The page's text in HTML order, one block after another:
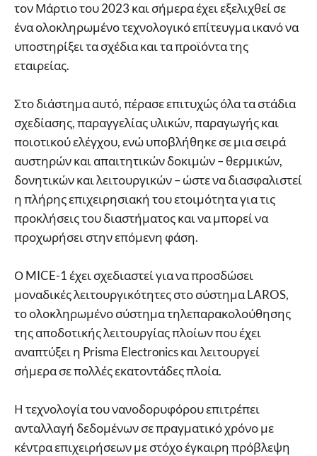
τον Μάρτιο του 2023 και σήμερα έχει εξελιχθεί σε
ένα ολοκληρωμένο τεχνολογικό επίτευγμα ικανό να
υποστηρίξει τα σχέδια και τα προϊόντα της
εταιρείας.
Στο διάστημα αυτό, πέρασε επιτυχώς όλα τα στάδια
σχεδίασης, παραγγελίας υλικών, παραγωγής και
ποιοτικού ελέγχου, ενώ υποβλήθηκε σε μια σειρά
αυστηρών και απαιτητικών δοκιμών – θερμικών,
δονητικών και λειτουργικών – ώστε να διασφαλιστεί
η πλήρης επιχειρησιακή του ετοιμότητα για τις
προκλήσεις του διαστήματος και να μπορεί να
προχωρήσει στην επόμενη φάση.
Ο MICE-1 έχει σχεδιαστεί για να προσδώσει
μοναδικές λειτουργικότητες στο σύστημα LAROS,
το ολοκληρωμένο σύστημα τηλεπαρακολούθησης
της αποδοτικής λειτουργίας πλοίων που έχει
αναπτύξει η Prisma Electronics και λειτουργεί
σήμερα σε πολλές εκατοντάδες πλοία.
Η τεχνολογία του νανοδορυφόρου επιτρέπει
ανταλλαγή δεδομένων σε πραγματικό χρόνο με
κέντρα επιχειρήσεων με στόχο έγκαιρη πρόβλεψη